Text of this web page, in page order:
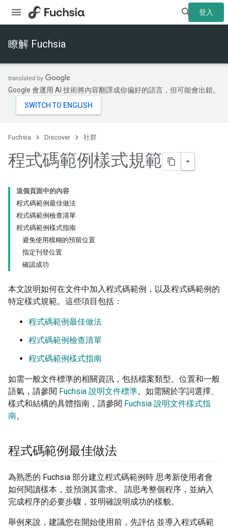
登入
瞭解 Fuchsia
Google 會運用 AI 技術將內容翻譯成你偏好的語言，但可能會出錯。
Fuchsia Discover 社群
程式碼範例樣式規範
這個頁面中的內容
程式碼範例最佳做法
程式碼範例檢查清單
程式碼範例樣式指南
避免使用模糊的預留位置
指定刊登位置
確認成功
本文說明如何在文件中加入程式碼範例，以及程式碼範例的
特定樣式規範。這些項目包括：
程式碼範例最佳做法
程式碼範例檢查清單
程式碼範例樣式指南
如需一般文件標準的相關資訊，包括檔案類型、位置和一般
語氣，請參閱 Fuchsia 說明文件標準。如需關於字詞選擇、
樣式和結構的具體指南，請參閱 Fuchsia 說明文件樣式指
南。
程式碼範例最佳做法
為熟悉的 Fuchsia 部分建立程式碼範例時 思考新使用者會
如何閱讀樣本，並預測其需求。 請思考整個程序，並納入
完成程序的必要步驟，並明確說明成功的樣貌。
舉例來說，建議您在開始使用前，先評估 並導入程式碼範